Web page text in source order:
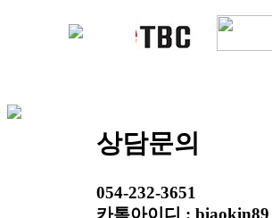
상담문의
054-232-3651
카톡아이디 : biaokin89